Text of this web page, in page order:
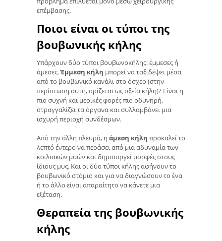
επέμβασης.
Ποιοι είναι οι τύποι της
βουβωνικής κήλης
Υπάρχουν δύο τύποι βουβωνοκήλης: έμμεσες ή
άμεσες.Έμμεση κήλη μπορεί να ταξιδέψει μέσα
από το βουβωνικό κανάλι στο όσχεο (στην
περίπτωση αυτή, ορίζεται ως οξεία κήλη)? Είναι η
πιο συχνή και μερικές φορές πιο οδυνηρή,
στραγγαλίζει τα όργανα και συλλαμβάνει μια
ισχυρή περιοχή συνδέσμων.
Από την άλλη πλευρά, η άμεση κήλη προκαλεί το
λεπτό έντερο να περάσει από μια αδυναμία των
κοιλιακών μυών και δημιουργεί μορφές στους
ίδιους μυς. Και οι δύο τύποι κήλης αφήνουν το
βουβωνικό στόμιο και για να διαγνώσουν το ένα
ή το άλλο είναι απαραίτητο να κάνετε μια
εξέταση.
Θεραπεία της βουβωνικής
κήλης